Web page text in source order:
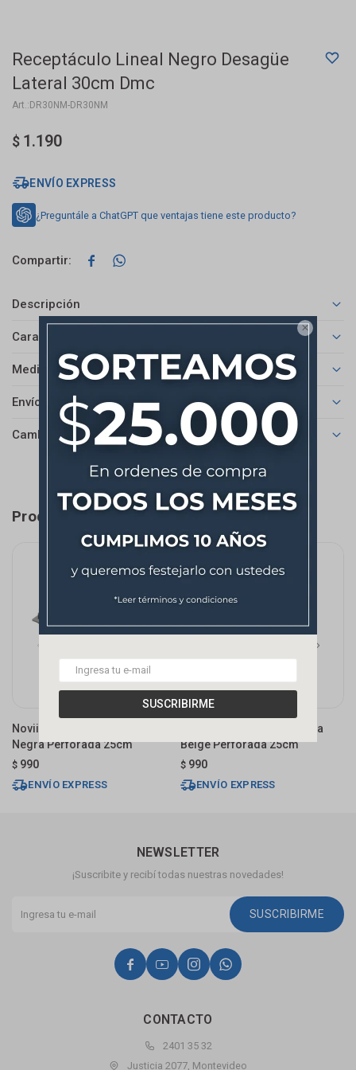

SUSCRIBIRME
Receptáculo Lineal Negro Desagüe
Lateral 30cm Dmc
DR30NM-DR30NM
$ 1.190
ENVÍO EXPRESS
¿Preguntále a ChatGPT que ventajas tiene este producto?
 
Descripción
Características
Medios de pago
Envíos
Cambios y Devoluciones
Productos que te pueden interesar
Novii Receptaculo Pvc Tapa
Negra Perforada 25cm
$ 990
ENVÍO EXPRESS
Novii Receptaculo Pvc Tapa
Beige Perforada 25cm
$ 990
ENVÍO EXPRESS
CONTACTO
2401 35 32
Justicia 2077, Montevideo
NEWSLETTER
¡Suscribite y recibí todas nuestras novedades!
SUSCRIBIRME
   